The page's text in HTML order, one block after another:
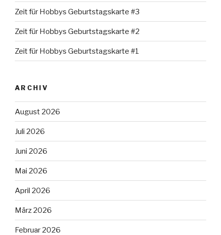
Zeit für Hobbys Geburtstagskarte #3
Zeit für Hobbys Geburtstagskarte #2
Zeit für Hobbys Geburtstagskarte #1
ARCHIV
August 2026
Juli 2026
Juni 2026
Mai 2026
April 2026
März 2026
Februar 2026